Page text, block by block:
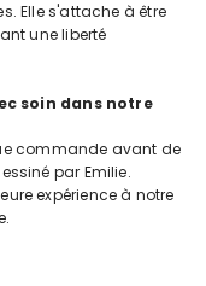
Elle s'attache à être
une liberté
soin dans notre
commande avant de
par Emilie.
expérience à notre